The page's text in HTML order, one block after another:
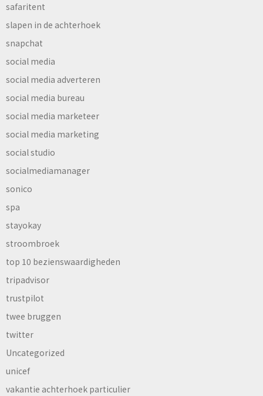
safaritent
slapen in de achterhoek
snapchat
social media
social media adverteren
social media bureau
social media marketeer
social media marketing
social studio
socialmediamanager
sonico
spa
stayokay
stroombroek
top 10 bezienswaardigheden
tripadvisor
trustpilot
twee bruggen
twitter
Uncategorized
unicef
vakantie achterhoek particulier